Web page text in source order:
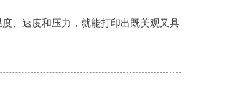
、速度和压力，就能打印出既美观又具